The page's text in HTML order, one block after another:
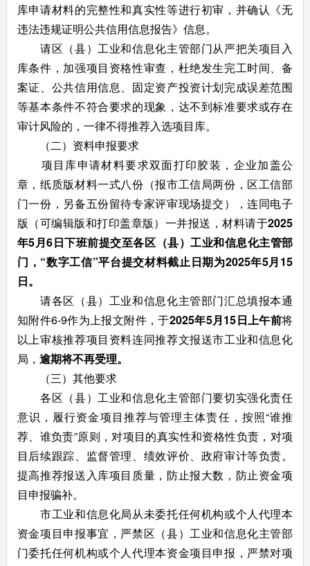
库申请材料的完整性和真实性等进行初审，并确认《无
违法违规证明公共信用信息报告》信息。
请区（县）工业和信息化主管部门从严把关项目入
库条件，加强项目资格性审查，杜绝发生完工时间、备
案证、公共信用信息、固定资产投资计划完成误差范围
等基本条件不符合要求的现象，达不到标准要求或存在
审计风险的，一律不得推荐入选项目库。
（二）资料申报要求
项目库申请材料要求双面打印胶装，企业加盖公
章，纸质版材料一式八份（报市工信局两份，区工信部
门一份，另备五份留待专家评审现场提交），连同电子
版（可编辑版和打印盖章版）一并报送，材料请于2025
年5月6日下班前提交至各区 （县）工业和信息化主管部
门 ， “数字工信”平台提交材料截止日期为2025年5月15
日。
请各区（县）工业和信息化主管部门汇总填报本通
知附件6-9作为上报文附件，于2025年5月15日 上午前将
以上审核推荐项目资料连同推荐文报送市工业和信息化
局， 逾期将不再受理。
（三）其他要求
各区（县）工业和信息化主管部门要切实强化责任
意识，履行资金项目推荐与管理主体责任，按照“谁推
荐、谁负责”原则，对项目的真实性和资格性负责，对项
目后续跟踪、监督管理、绩效评价、政府审计等负责。
提高推荐报送入库项目质量，防止报大数，防止资金项
目申报骗补。
市工业和信息化局从未委托任何机构或个人代理本
资金项目申报事宜，严禁区（县）工业和信息化主管部
门委托任何机构或个人代理本资金项目申报，严禁对项